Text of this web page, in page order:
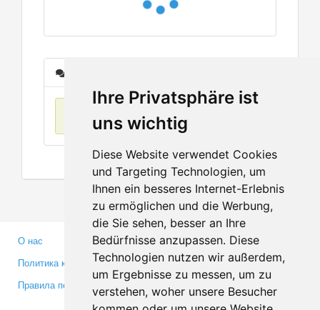
Ihre Privatsphäre ist
uns wichtig
Diese Website verwendet Cookies
und Targeting Technologien, um
Ihnen ein besseres Internet-Erlebnis
zu ermöglichen und die Werbung,
die Sie sehen, besser an Ihre
Bedürfnisse anzupassen. Diese
Technologien nutzen wir außerdem,
um Ergebnisse zu messen, um zu
verstehen, woher unsere Besucher
О нас
Политика конфиденциальности
Правила пользования
Партнерам
Инвесторам
Медиа